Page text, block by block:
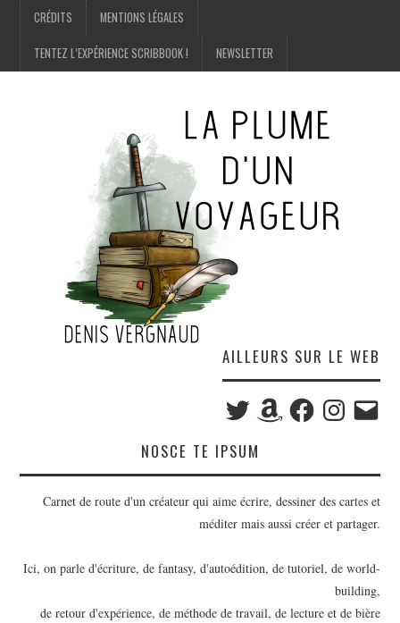
CRÉDITS MENTIONS LÉGALES
TENTEZ L’EXPÉRIENCE SCRIBBOOK ! NEWSLETTER
AILLEURS SUR LE WEB
Twitter AmazonFacebookInstagram
E-
mail
NOSCE TE IPSUM
Carnet de route d'un créateur qui aime écrire, dessiner des cartes et
méditer mais aussi créer et partager.
Ici, on parle d'écriture, de fantasy, d'autoédition, de tutoriel, de world-
building,
de retour d'expérience, de méthode de travail, de lecture et de bière